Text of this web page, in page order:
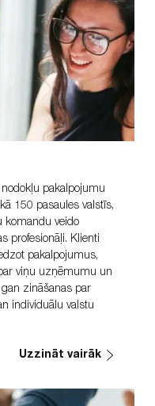
pakalpojumu
150 pasaules valstīs,
komandu veido
profesionāļi. Klienti
pakalpojumus,
viņu uzņēmumu un
zināšanas par
individuālu valstu
Uzzināt vairāk